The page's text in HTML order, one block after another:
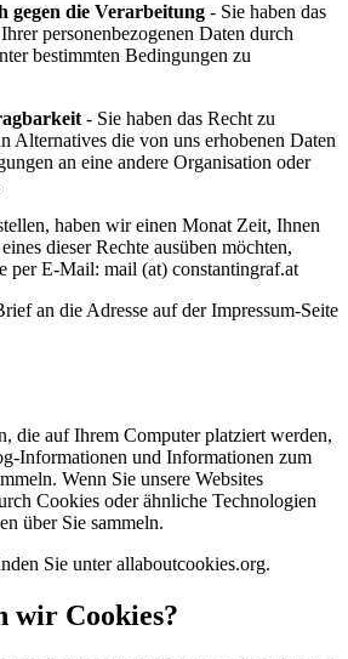
gegen die Verarbeitung - Sie haben das
personenbezogenen Daten durch
bestimmten Bedingungen zu
- Sie haben das Recht zu
Alternatives die von uns erhobenen Daten
an eine andere Organisation oder
haben wir einen Monat Zeit, Ihnen
dieser Rechte ausüben möchten,
per E-Mail: mail (at) constantingraf.at
an die Adresse auf der Impressum-Seite
die auf Ihrem Computer platziert werden,
Informationen und Informationen zum
Wenn Sie unsere Websites
Cookies oder ähnliche Technologien
über Sie sammeln.
Sie unter allaboutcookies.org.
wir Cookies?